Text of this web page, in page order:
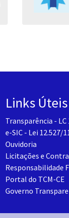
Links Úteis
Transparência - LC
e-SIC - Lei 12.527/
Ouvidoria
Licitações e
Responsabilidade
Portal do TCM-CE
Governo